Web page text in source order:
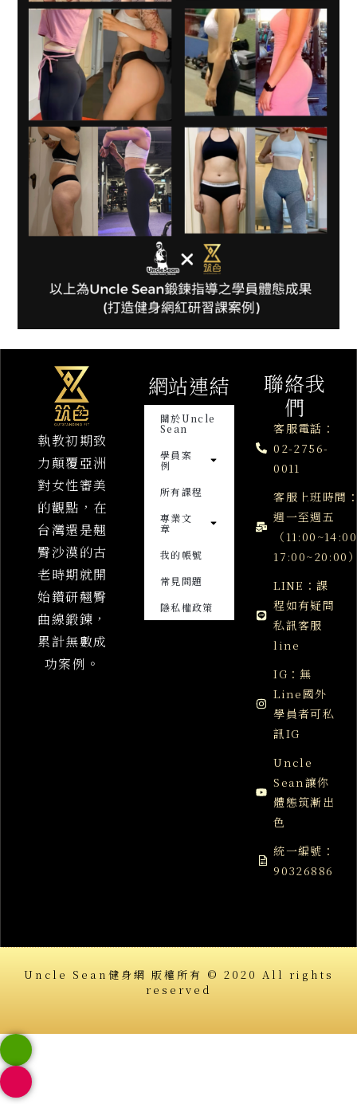
執教初期致
力顛覆亞洲
對女性審美
的觀點，在
台灣還是翹
臀沙漠的古
老時期就開
始鑽研翹臀
曲線鍛鍊，
累計無數成
功案例。
網站連結
關於Uncle
Sean
學員案
例
所有課程
專業文
章
我的帳號
常見問題
隱私權政策
聯絡我
們
客服電話：
02-2756-
0011
客服上班時間
週一至週五
（
17:00~20:00
LINE：課
程如有疑問
私訊客服
line
IG：無
Line國外
學員者可私
訊IG
Uncle
Sean讓你
體態筑漸出
色
統一編號：
90326886
Uncle Sean健身網 版權所有 © 2020 All rights
reserved